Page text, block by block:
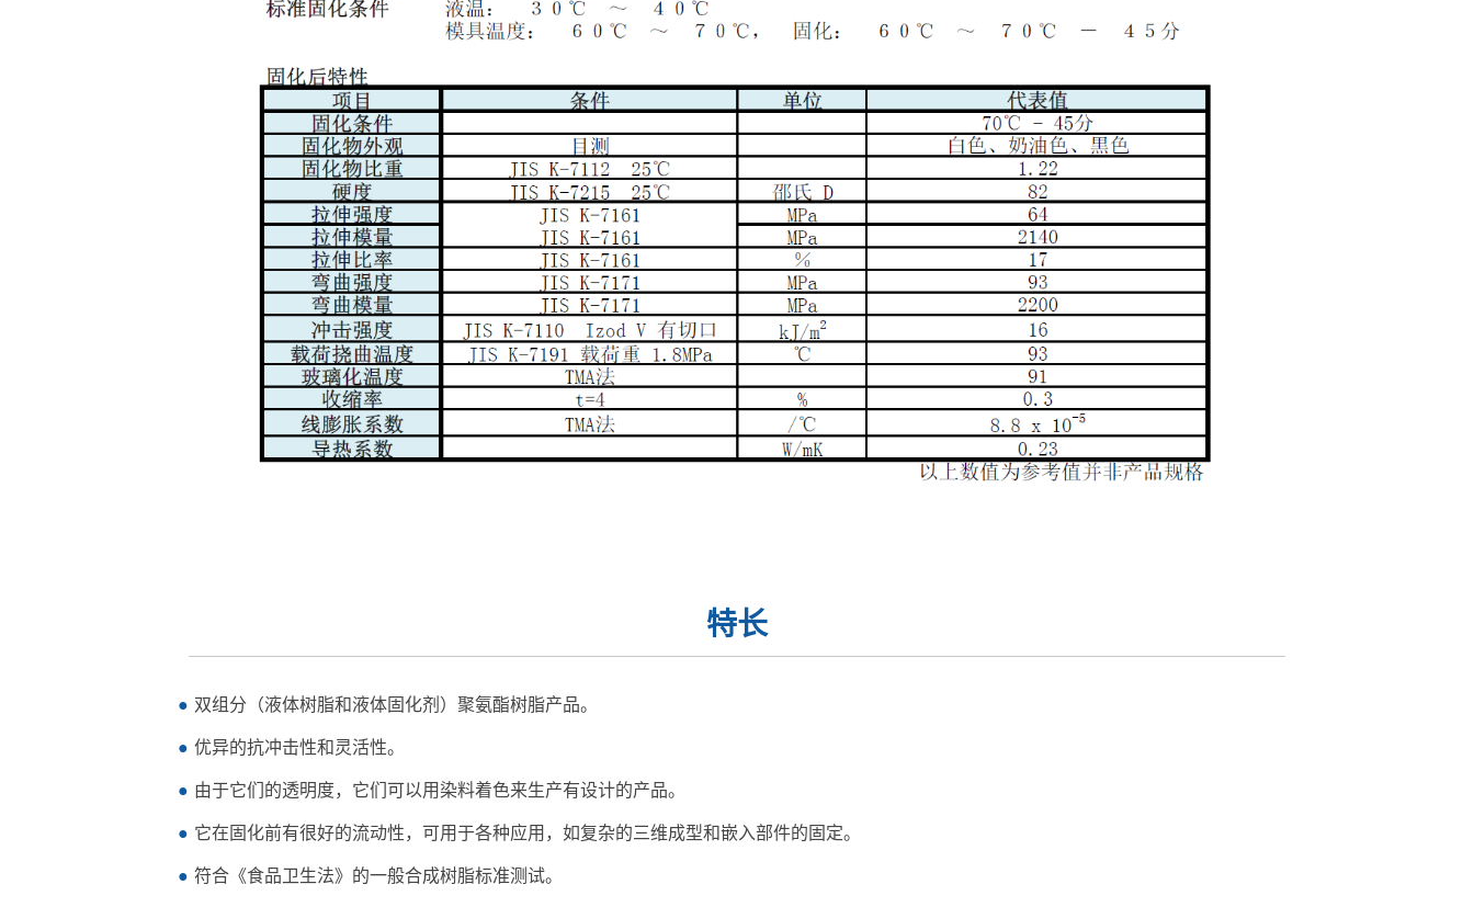
特长
双组分（液体树脂和液体固化剂）聚氨酯树脂产品。
优异的抗冲击性和灵活性。
由于它们的透明度，它们可以用染料着色来生产有设计的产品。
它在固化前有很好的流动性，可用于各种应用，如复杂的三维成型和嵌入部件的固定。
符合《食品卫生法》的一般合成树脂标准测试。